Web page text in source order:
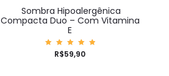
Sombra Hipoalergênica
Compacta Duo – Com Vitamina
E
Avaliaç
ão
R$59,90